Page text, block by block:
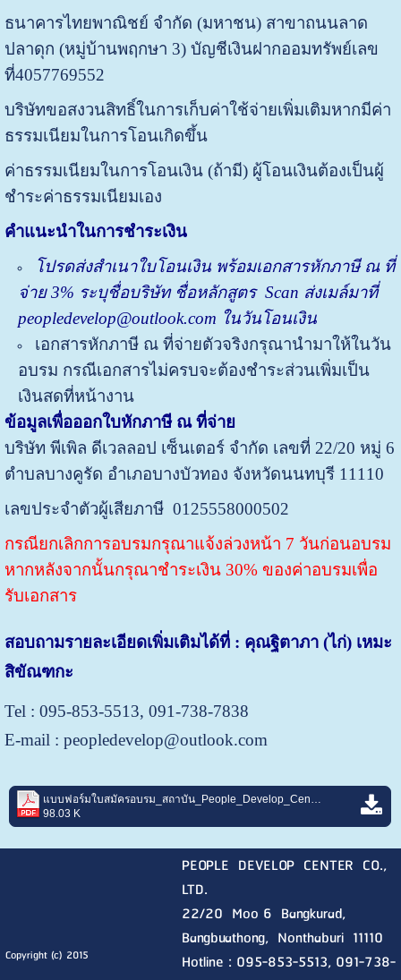
ธนาคารไทยพาณิชย์ จำกัด (มหาชน) สาขาถนนลาด
ปลาดุก (หมู่บ้านพฤกษา 3) บัญชีเงินฝากออมทรัพย์เลข
ที่4057769552
บริษัทขอสงวนสิทธิ์ในการเก็บค่าใช้จ่ายเพิ่มเติมหากมีค่า
ธรรมเนียมในการโอนเกิดขึ้น
ค่าธรรมเนียมในการโอนเงิน (ถ้ามี) ผู้โอนเงินต้องเป็นผู้
ชำระค่าธรรมเนียมเอง
คำแนะนำในการชำระเงิน
โปรดส่งสำเนาใบโอนเงิน พร้อมเอกสารหักภาษี ณ ที่
จ่าย3% ระบุชื่อบริษัท ชื่อหลักสูตร Scan ส่งเมล์มาที่
peopledevelop@outlook.com ในวันโอนเงิน
เอกสารหักภาษี ณ ที่จ่ายตัวจริงกรุณานำมาให้ในวัน
อบรม กรณีเอกสารไม่ครบจะต้องชำระส่วนเพิ่มเป็น
เงินสดที่หน้างาน
ข้อมูลเพื่อออกใบหักภาษี ณ ที่จ่าย
บริษัท พีเพิล ดีเวลลอป เซ็นเตอร์ จำกัด เลขที่ 22/20 หมู่ 6
ตำบลบางคูรัด อำเภอบางบัวทอง จังหวัดนนทบุรี 11110
เลขประจำตัวผู้เสียภาษี 0125558000502
กรณียกเลิกการอบรมกรุณาแจ้งล่วงหน้า 7 วันก่อนอบรม
หากหลังจากนั้นกรุณาชำระเงิน 30% ของค่าอบรมเพื่อ
รับเอกสาร
สอบถามรายละเอียดเพิ่มเติมได้ที่ : คุณฐิตาภา (ไก่) เหมะ
สิขัณฑกะ
Tel : 095-853-5513, 091-738-7838
E-mail : peopledevelop@outlook.com
แบบฟอร์มใบสมัครอบรม_สถาบัน_People_Develop_Center_Rev.6.pdf
98.03 K
Copyright (c) 2015
PEOPLE DEVELOP CENTER CO.,
LTD.
22/20 Moo 6 Bangkurad,
Bangbuathong, Nonthaburi 11110
Hotline : 095-853-5513, 091-738-